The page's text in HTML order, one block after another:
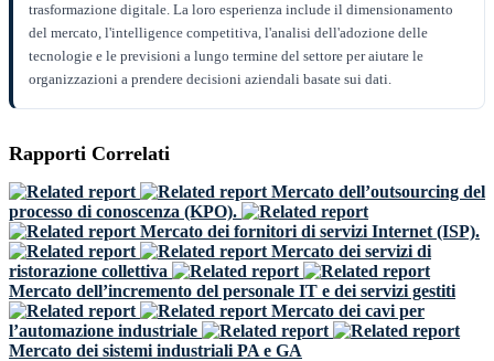
trasformazione digitale. La loro esperienza include il dimensionamento
del mercato, l'intelligence competitiva, l'analisi dell'adozione delle
tecnologie e le previsioni a lungo termine del settore per aiutare le
organizzazioni a prendere decisioni aziendali basate sui dati.
Rapporti Correlati
Mercato dell’outsourcing del
processo di conoscenza (KPO).
Mercato dei fornitori di servizi Internet (ISP).
Mercato dei servizi di
ristorazione collettiva
Mercato dell’incremento del personale IT e dei servizi gestiti
Mercato dei cavi per
l’automazione industriale
Mercato dei sistemi industriali PA e GA